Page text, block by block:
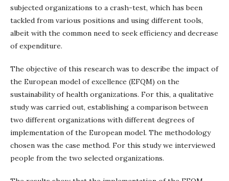
subjected organizations to a crash-test, which has been
tackled from various positions and using different tools,
albeit with the common need to seek efficiency and decrease
of expenditure.
The objective of this research was to describe the impact of
the European model of excellence (EFQM) on the
sustainability of health organizations. For this, a qualitative
study was carried out, establishing a comparison between
two different organizations with different degrees of
implementation of the European model. The methodology
chosen was the case method. For this study we interviewed
people from the two selected organizations.